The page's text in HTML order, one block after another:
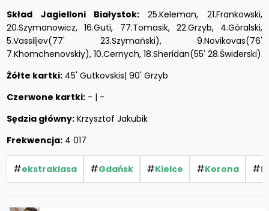
Skład Jagielloni Białystok: 25.Keleman, 21.Frankowski,
20.Szymanowicz, 16.Guti, 77.Tomasik, 22.Grzyb, 4.Góralski,
5.Vassiljev(77' 23.Szymański), 9.Novikovas(76'
7.Khomchenovskiy), 10.Cernych, 18.Sheridan(55' 28.Świderski)
Żółte kartki: 45' Gutkovskis| 90' Grzyb
Czerwone kartki: - | -
Sędzia główny: Krzysztof Jakubik
Frekwencja: 4 017
#ekstraklasa #Gdańsk #Kielce #Korona #